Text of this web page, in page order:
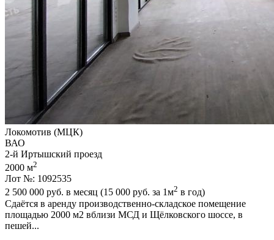
Локомотив (МЦК)
ВАО
2-й Иртышский проезд
2000 м2
Лот №: 1092535
2 500 000 руб. в месяц (15 000 руб. за 1м2 в год)
Сдаётся в аренду производственно-складское помещение
площадью 2000 м2 вблизи МСД и Щёлковского шоссе,­ в
пешей...